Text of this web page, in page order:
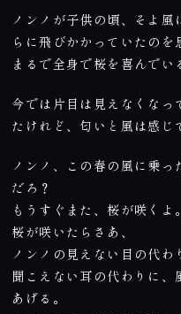
ノンノが子供の頃、そよ風
らに飛びかかっていたのを
まるで全身で桜を喜んでい
今では片目は見えなくなっ
たけれど、匂いと風は感じ
ノンノ、この春の風に乗っ
だろ？
もうすぐまた、桜が咲くよ
桜が咲いたらさあ、
ノンノの見えない目の代わ
聞こえない耳の代わりに、
あげる。